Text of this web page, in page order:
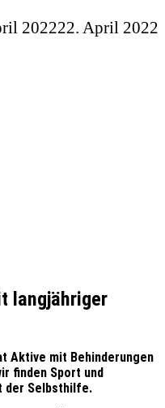
22. April 2022
2022
langjähriger
Aktive mit Behinderungen
finden Sport und
der Selbsthilfe.